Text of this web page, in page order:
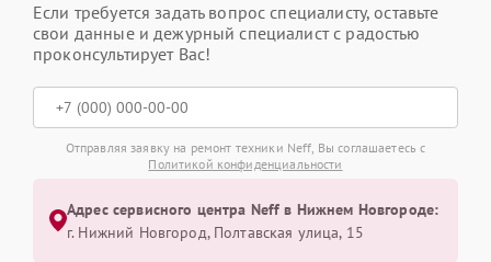
Если требуется задать вопрос специалисту, оставьте
свои данные и дежурный специалист с радостью
проконсультирует Вас!
Отправляя заявку на ремонт техники Neff, Вы соглашаетесь с
Политикой конфиденциальности
Адрес сервисного центра Neff в Нижнем Новгороде:
г. Нижний Новгород, Полтавская улица, 15